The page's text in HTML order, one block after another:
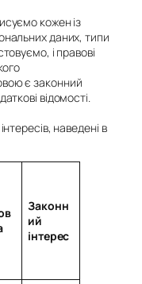
кожен із
даних, типи
і правові
єзаконний
відомості.
наведені в
Законн
ий
інтерес